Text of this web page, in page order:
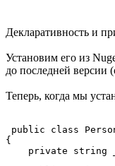
Декларативность и
Установим его из
до последней версии
Теперь, когда мы
public class
{
private string